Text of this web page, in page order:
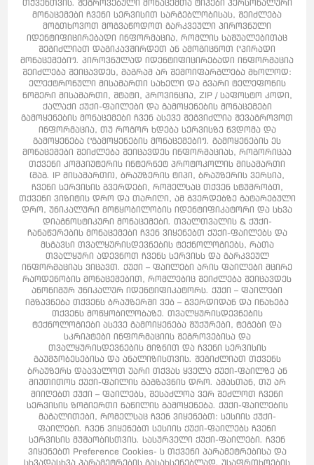
თქვენთვის. შეგროვებული მონაცემთა ტიპები პერსონალური
მონაცემები ჩვენი სერვისით სარგებლობისას, შეიძლება
მოგთხოვოთ მოგვაწოდოთ გარკვეული პიროვნული
იდენტიფიცირებადი ინფორმაცია, რომლის საშუალებითაც
შეგიძლიათ დაგიკავშირდეთ ან ამოგიცნოთ ("პირადი
მონაცემები"). პიროვნულად იდენტიფიცირებადი ინფორმაცია
შეიძლება შეიცავდეს, მაგრამ არ შემოიფარგლება მხოლოდ:
ელექტრონული მისამართი სახელი და გვარი ტელეფონის
ნომერი მისამართი, შტატი, პროვინცია, ZIP / საფოსტო კოდი,
ქალაქი ქუქი-ფაილები და გამოყენების მონაცემები
გამოყენების მონაცემები ჩვენ ასევე შეგვიძლია შევაგროვოთ
ინფორმაცია, თუ როგორ ხდება სერვისზე წვდომა და
გამოყენება ("გამოყენების მონაცემები"). გამოყენების ეს
მონაცემები შეიძლება შეიცავდეს ინფორმაციას, როგორიცაა
თქვენი კომპიუტერის ინტერნეტ პროტოკოლის მისამართი
(მაგ. IP მისამართი), ბრაუზერის ტიპი, ბრაუზერის ვერსია,
ჩვენი სერვისის გვერდები, რომელსაც თქვენ სტუმრობთ,
თქვენი ვიზიტის დრო და თარიღი, ამ გვერდებზე გატარებული
დრო, უნიკალური მოწყობილობის იდენტიფიკატორი და სხვა
დიაგნოსტიკური მონაცემები. თვალთვალის & ქუქი-
ჩანაწერების მონაცემები ჩვენ ვიყენებთ ქუქი-ფაილებს და
მსგავსი თვალყურისდევნების ტექნოლოგიებს, რათა
თვალყური ადევნოთ ჩვენს სერვისს და გარკვეულ
ინფორმაციას ვიცავთ. ქუქი – ფაილები არის ფაილები მცირე
რაოდენობის მონაცემებით, რომლებიც შეიძლება შეიცავდეს
ანონიმურ უნიკალურ იდენტიფიკატორს. ქუქი – ფაილები
იგზავნება თქვენს ბრაუზერში ვებ – გვერდიდან და ინახება
თქვენს მოწყობილობაზე. თვალყურისდევნების
ტექნოლოგიები ასევე გამოიყენება შუქურები, ტეგები და
სკრიპტები ინფორმაციის შეგროვებისა და
თვალყურისდევნების მიზნით და ჩვენი სერვისის
გაუმჯობესებისა და ანალიზისთვის. შეგიძლიათ თქვენს
ბრაუზერს დაავალოთ უარი თქვას ყველა ქუქი-ფაილზე ან
მიუთითოს ქუქი-ფაილის გაგზავნის დრო. ამასთან, თუ არ
მიიღებთ ქუქი – ფაილებს, შესაძლოა ვერ შეძლოთ ჩვენი
სერვისის ზოგიერთი ნაწილის გამოყენება. ქუქი-ფაილების
მაგალითები, რომელსაც ჩვენ ვიყენებთ: სესიის ქუქი-
ფაილები. ჩვენ ვიყენებთ სესიის ქუქი-ფაილებს ჩვენი
სერვისის მუშაობისთვის. სასურველი ქუქი-ფაილები. ჩვენ
ვიყენებთ Preference Cookies- ს თქვენი პარამეტრებისა და
სხვადასხვა პარამეტრების გასახსენებლად. უსაფრთხოების